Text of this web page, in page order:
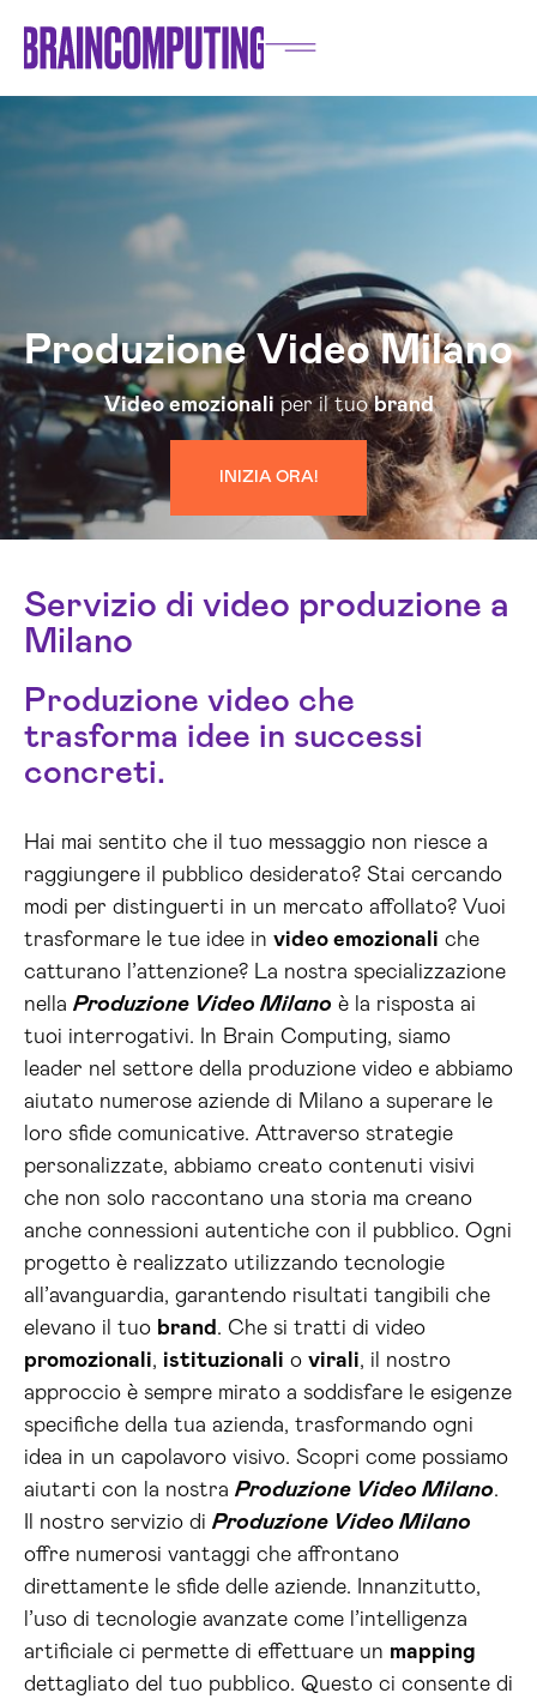
Produzione Video Milano
Video emozionali per il tuobrand
INIZIA ORA!
Servizio di video produzione a
Milano
Produzione video che
trasforma idee in successi
concreti.
Hai mai sentito che il tuo messaggio non riesce a
raggiungere il pubblico desiderato? Stai cercando
modi per distinguerti in un mercato affollato? Vuoi
trasformare le tue idee in video emozionali che
catturano l’attenzione? La nostra specializzazione
nella Produzione Video Milano è la risposta ai
tuoi interrogativi. In Brain Computing, siamo
leader nel settore della produzione video e abbiamo
aiutato numerose aziende di Milano a superare le
loro sfide comunicative. Attraverso strategie
personalizzate, abbiamo creato contenuti visivi
che non solo raccontano una storia ma creano
anche connessioni autentiche con il pubblico. Ogni
progetto è realizzato utilizzando tecnologie
all’avanguardia, garantendo risultati tangibili che
elevano il tuo brand . Che si tratti di video
promozionali, istituzionali o virali, il nostro
approccio è sempre mirato a soddisfare le esigenze
specifiche della tua azienda, trasformando ogni
idea in un capolavoro visivo. Scopri come possiamo
aiutarti con la nostra Produzione Video Milano.
Il nostro servizio di Produzione Video Milano
offre numerosi vantaggi che affrontano
direttamente le sfide delle aziende. Innanzitutto,
l’uso di tecnologie avanzate come l’intelligenza
artificiale ci permette di effettuare un mapping
dettagliato del tuo pubblico. Questo ci consente di